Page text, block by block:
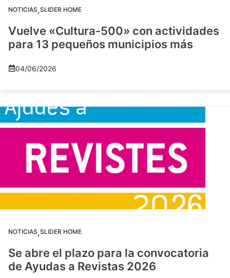
NOTICIAS,SLIDER HOME
Vuelve «Cultura-500» con actividades
para 13 pequeños municipios más
04/06/2026
NOTICIAS,SLIDER HOME
Se abre el plazo para la convocatoria
de Ayudas a Revistas 2026